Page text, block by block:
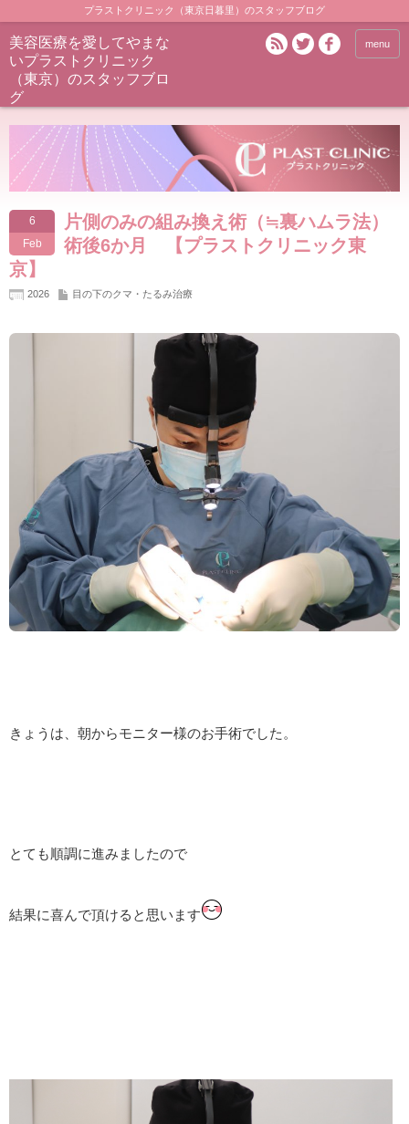
プラストクリニック（東京日暮里）のスタッフブログ
美容医療を愛してやまな
いプラストクリニック
（東京）のスタッフブロ
グ
menu
6
Feb
片側のみの組み換え術（≒裏ハムラ法）
術後6か月 【プラストクリニック東
京】
2026 目の下のクマ・たるみ治療
きょうは、朝からモニター様のお手術でした。
とても順調に進みましたので
結果に喜んで頂けると思います